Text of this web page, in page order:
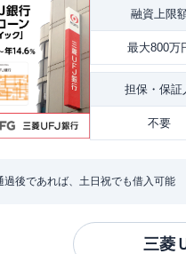
融資上限
最大800万
担保・ 保証
不要
後であれば、土日祝でも借入可能
三菱